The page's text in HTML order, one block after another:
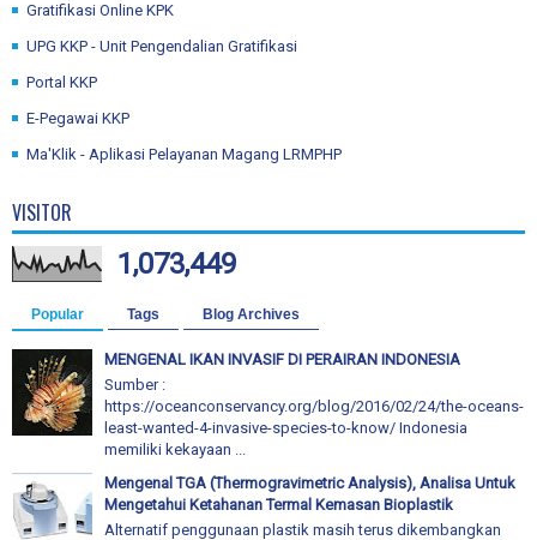
Gratifikasi Online KPK
UPG KKP - Unit Pengendalian Gratifikasi
Portal KKP
E-Pegawai KKP
Ma'Klik - Aplikasi Pelayanan Magang LRMPHP
VISITOR
1,073,449
Popular Tags Blog Archives
MENGENAL IKAN INVASIF DI PERAIRAN INDONESIA
Sumber :
https://oceanconservancy.org/blog/2016/02/24/the-oceans-
least-wanted-4-invasive-species-to-know/ Indonesia
memiliki kekayaan ...
Mengenal TGA (Thermogravimetric Analysis), Analisa Untuk
Mengetahui Ketahanan Termal Kemasan Bioplastik
Alternatif penggunaan plastik masih terus dikembangkan